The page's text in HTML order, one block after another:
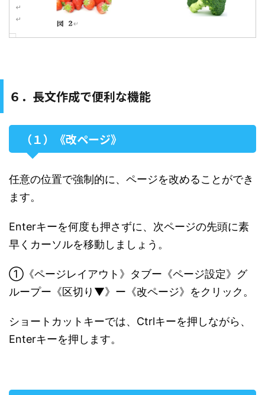
６．長文作成で便利な機能
（１）《改ページ》
任意の位置で強制的に、ページを改めることができ
ます。
Enterキーを何度も押さずに、次ページの先頭に素
早くカーソルを移動しましょう。
①《ページレイアウト》タブー《ページ設定》グ
ループー《区切り▼》ー《改ページ》をクリック。
ショートカットキーでは、Ctrlキーを押しながら、
Enterキーを押します。